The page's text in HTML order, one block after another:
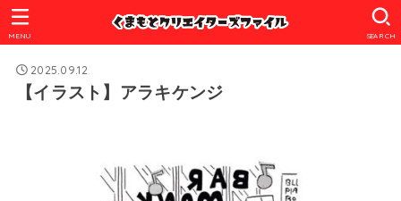
SEARCH
MENU
2025.09.12
【イラスト】アラキケンジ